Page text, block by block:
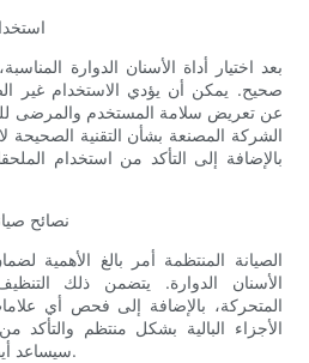
بعد اختيار أداة الأسنان الدوارة
صحيح. يمكن أن يؤدي الاستخدام غير
عن تعريض سلامة المستخدم والمرضى
الشركة المصنعة بشأن التقنية الصحيحة
بالإضافة إلى التأكد من استخدام
نصائح
الصيانة المنتظمة أمر بالغ الأهمية
الأسنان الدوارة. يتضمن ذلك
المتحركة، بالإضافة إلى فحص أي
الأجزاء البالية بشكل منتظم والتأكد
سيساعد أيضًا في منع الأعطال والحوادث.